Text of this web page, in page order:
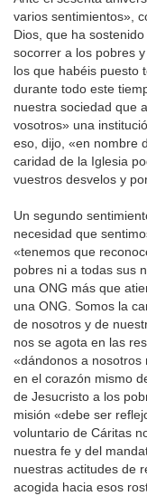
varios sentimientos»,
Dios, que ha
socorrer a los pobres
los que habéis puesto
durante todo este
nuestra sociedad que
vosotros» una
eso, dijo, «en nombre
caridad de la Iglesia
vuestros desvelos y
Un segundo
necesidad que
«tenemos que
pobres ni a todas sus
una ONG más que
una ONG. Somos la
de nosotros y de
nos se agota en las
«dándonos a
en el corazón mismo
de Jesucristo a los
misión «debe ser
voluntario de Cáritas
nuestra fe y del
nuestras actitudes de
acogida hacia esos